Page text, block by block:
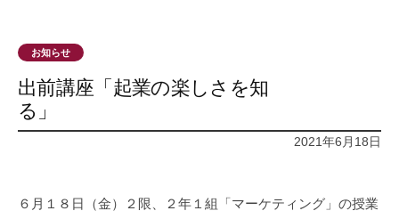
お知らせ
出前講座「起業の楽しさを知
る」
2021年6月18日
６月１８日（金）２限、２年１組「マーケティング」の授業